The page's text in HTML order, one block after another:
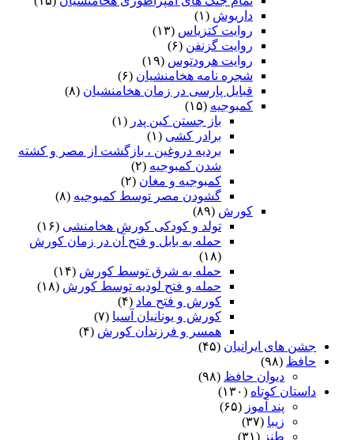
داریوش (۱)
روایت کتزیاس (۱۳)
روایت گزنفن (۶)
روایت هرودتوس (۱۹)
شجره نامه هخامنشیان (۶)
قبایل پارسی در زمان هخامنشیان (۸)
کمبوجیه (۱۵)
باز جستن کین پدر (۱)
برادر کشی (۱)
بردیه دروغین ، بازگشت از مصر و کشته
شدن کمبوجیه (۲)
کمبوجیه و مغان (۲)
گشودن مصر توسط کمبوجیه (۸)
کورش (۸۹)
تولد و کودکی کورش هخامنشی (۱۶)
حمله به بابل و فتح آن در زمان کورش
(۱۸)
حمله به شرق توسط کورش (۱۴)
حمله و فتح لودیه توسط کورش (۱۸)
کورش و فتح ماد (۴)
کورش و یونانیان آسیا (۷)
همسر و فرزندان کورش (۴)
جشن های ایرانیان (۴۵)
حافظ (۹۸)
دیوان حافظ (۹۸)
داستان کوتاه (۱۳۰)
پند آموز (۶۵)
زیبا (۳۷)
طنز (۳۱)